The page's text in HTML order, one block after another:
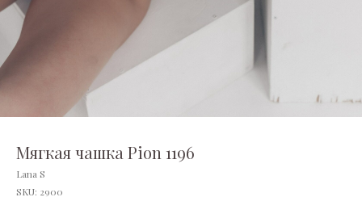
Мягкая чашка Pion 1196
Lana S
SKU: 2900